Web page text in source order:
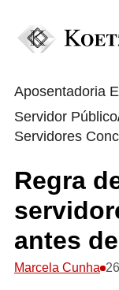
Aposentadoria
Servidor Público
Servidores
Regra
antes
Marcela Cunha